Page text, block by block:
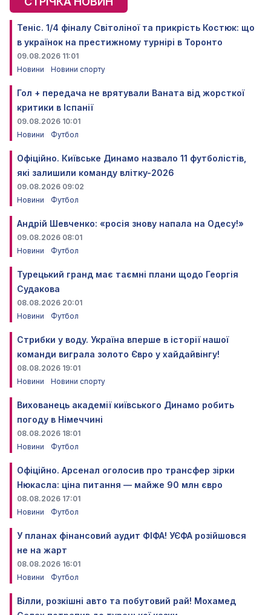
Теніс. 1/4 фіналу Світоліної та прикрість Костюк: що
в українок на престижному турнірі в Торонто
09.08.2026 11:01
Новини
Новини спорту
Гол + передача не врятували Ваната від жорсткої
критики в Іспанії
09.08.2026 10:01
Новини
Футбол
Офіційно. Київське Динамо назвало 11 футболістів,
які залишили команду влітку-2026
09.08.2026 09:02
Новини
Футбол
Андрій Шевченко: «росія знову напала на Одесу!»
09.08.2026 08:01
Новини
Футбол
Турецький гранд має таємні плани щодо Георгія
Судакова
08.08.2026 20:01
Новини
Футбол
Стрибки у воду. Україна вперше в історії нашої
команди виграла золото Євро у хайдайвінгу!
08.08.2026 19:01
Новини
Новини спорту
Вихованець академії київського Динамо робить
погоду в Німеччині
08.08.2026 18:01
Новини
Футбол
Офіційно. Арсенал оголосив про трансфер зірки
Нюкасла: ціна питання — майже 90 млн євро
08.08.2026 17:01
Новини
Футбол
У планах фінансовий аудит ФІФА! УЄФА розійшовся
не на жарт
08.08.2026 16:01
Новини
Футбол
Вілли, розкішні авто та побутовий рай! Мохамед